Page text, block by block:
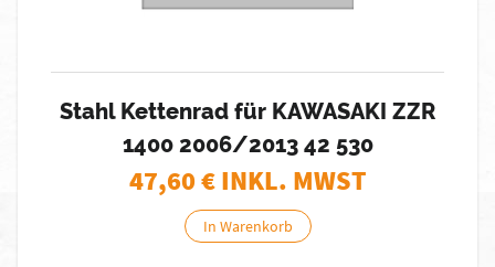
Stahl Kettenrad für KAWASAKI ZZR
1400 2006/2013 42 530
47,60€ INKL. MWST
In Warenkorb